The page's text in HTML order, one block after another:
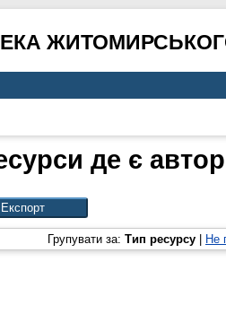
де є автор
Групувати за: Тип ресурсу Не